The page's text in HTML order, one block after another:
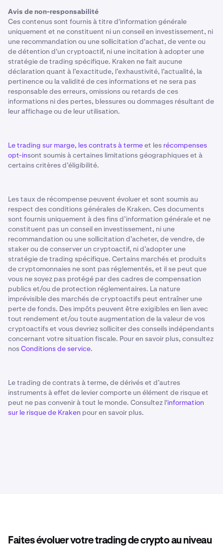
Avis de non-responsabilité
Ces contenus sont fournis à titre d'information générale
uniquement et ne constituent ni un conseil en investissement, ni
une recommandation ou une sollicitation d'achat, de vente ou
de détention d'un cryptoactif, ni une incitation à adopter une
stratégie de trading spécifique. Kraken ne fait aucune
déclaration quant à l’exactitude, l’exhaustivité, l’actualité, la
pertinence ou la validité de ces informations et ne sera pas
responsable des erreurs, omissions ou retards de ces
informations ni des pertes, blessures ou dommages résultant de
leur affichage ou de leur utilisation.
Le trading sur marge, les contrats à termeet les récompenses
opt-insont soumis à certaines limitations géographiques et à
certains critères d’éligibilité.
Les taux de récompense peuvent évoluer et sont soumis au
respect des conditions générales de Kraken. Ces documents
sont fournis uniquement à des fins d’information générale et ne
constituent pas un conseil en investissement, ni une
recommandation ou une sollicitation d’acheter, de vendre, de
staker ou de conserver un cryptoactif, ni d’adopter une
stratégie de trading spécifique. Certains marchés et produits
de cryptomonnaies ne sont pas réglementés, et il se peut que
vous ne soyez pas protégé par des cadres de compensation
publics et/ou de protection réglementaires. La nature
imprévisible des marchés de cryptoactifs peut entraîner une
perte de fonds. Des impôts peuvent être exigibles en lien avec
tout rendement et/ou toute augmentation de la valeur de vos
cryptoactifs et vous devriez solliciter des conseils indépendants
concernant votre situation fiscale. Pour en savoir plus, consultez
nosConditions de service.
Le trading de contrats à terme, de dérivés et d’autres
instruments à effet de levier comporte un élément de risque et
peut ne pas convenir à tout le monde. Consultez l'information
sur le risque de Kraken pour en savoir plus.
Faites évoluer votre trading de crypto au niveau